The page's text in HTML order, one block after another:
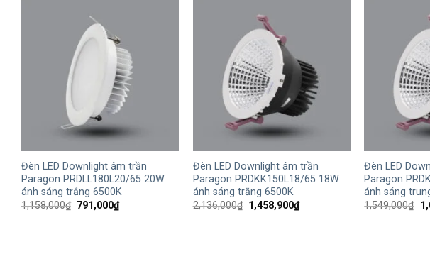
Đèn LED Downlight âm trần
Paragon PRDLL180L20/65 20W
ánh sáng trắng 6500K
1,158,000₫ Giá
791,000₫Giá
hiện
Đèn LED Downlight âm trần
Paragon PRDKK150L18/65 18W
ánh sáng trắng 6500K
2,136,000₫ Giá
gốc
1,458,900₫Giá
hiện
Đèn LED
Paragon
ánh sáng
1,549,000₫
gốc